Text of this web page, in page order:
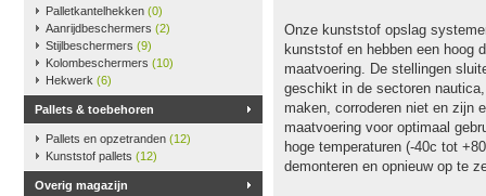
Palletkantelhekken (0)
Aanrijdbeschermers (2)
Stijlbeschermers (9)
Kolombeschermers (10)
Hekwerk (6)
Pallets & toebehoren
Pallets en opzetranden (12)
Kunststof pallets (12)
Overig magazijn
Onze kunststof opslag
kunststof en hebben een hoog
maatvoering. De stellingen
geschikt in de sectoren
maken, corroderen niet en zijn
maatvoering voor optimaal
hoge temperaturen (-40c tot
demonteren en opnieuw op te